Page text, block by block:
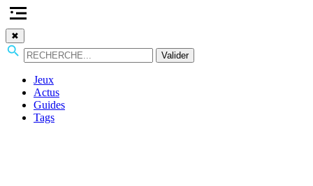
✖
Valider
Jeux
Actus
Guides
Tags